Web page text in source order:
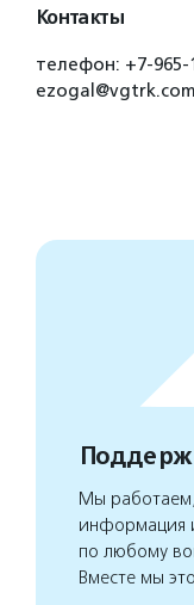
Контакты
телефон: +7-965-
ezogal@vgtrk.com
Мы работаем,
информация
по любому
Вместе мы